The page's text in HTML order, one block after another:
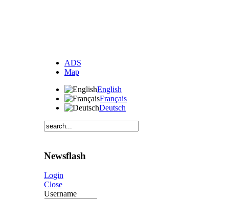
ADS
Map
English
Français
Deutsch
Newsflash
Login
Close
Username